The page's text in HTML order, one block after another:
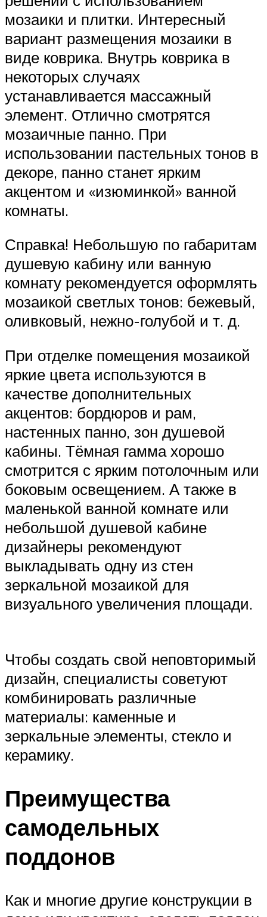
мозаики и плитки. Интересный
вариант размещения мозаики в
виде коврика. Внутрь коврика в
некоторых случаях
устанавливается массажный
элемент. Отлично смотрятся
мозаичные панно. При
использовании пастельных тонов в
декоре, панно станет ярким
акцентом и «изюминкой» ванной
комнаты.
Справка! Небольшую по габаритам
душевую кабину или ванную
комнату рекомендуется оформлять
мозаикой светлых тонов: бежевый,
оливковый, нежно-голубой и т. д.
При отделке помещения мозаикой
яркие цвета используются в
качестве дополнительных
акцентов: бордюров и рам,
настенных панно, зон душевой
кабины. Тёмная гамма хорошо
смотрится с ярким потолочным или
боковым освещением. А также в
маленькой ванной комнате или
небольшой душевой кабине
дизайнеры рекомендуют
выкладывать одну из стен
зеркальной мозаикой для
визуального увеличения площади.
Чтобы создать свой неповторимый
дизайн, специалисты советуют
комбинировать различные
материалы: каменные и
зеркальные элементы, стекло и
керамику.
Преимущества
самодельных
поддонов
Как и многие другие конструкции в